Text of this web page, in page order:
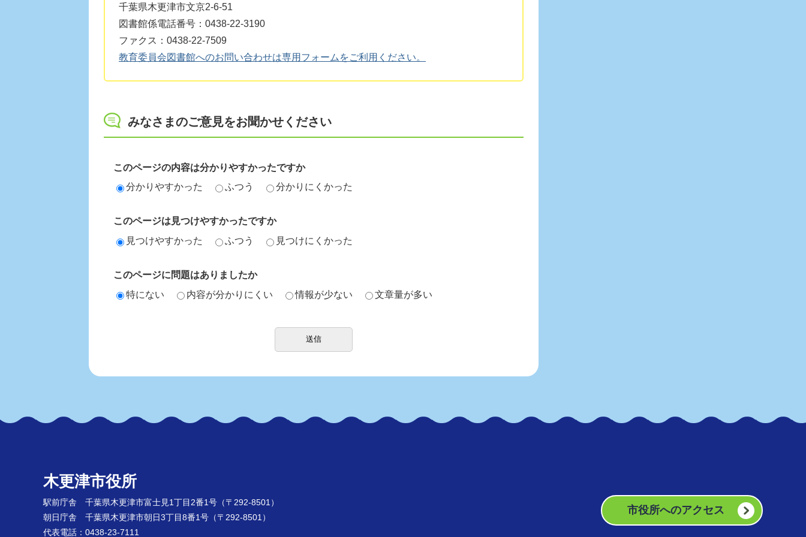
千葉県木更津市文京2-6-51
図書館係電話番号：0438-22-3190
ファクス：0438-22-7509
教育委員会図書館へのお問い合わせは専用フォームをご利用ください。
みなさまのご意見をお聞かせください
このページの内容は分かりやすかったですか
分かりやすかった
ふつう 分かりにくかった
このページは見つけやすかったですか
見つけやすかった
ふつう 見つけにくかった
このページに問題はありましたか
特にない
内容が分かりにくい 情報が少ない 文章量が多い
木更津市役所
駅前庁舎 千葉県木更津市富士見1丁目2番1号 （〒292-8501）
朝日庁舎 千葉県木更津市朝日3丁目8番1号 （〒292-8501）
代表電話：0438-23-7111
市役所へのアクセス